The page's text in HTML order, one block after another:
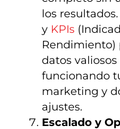
los
y KPIs
Rendimiento)
datos
funcionando
marketing y
ajustes.
Escalado y